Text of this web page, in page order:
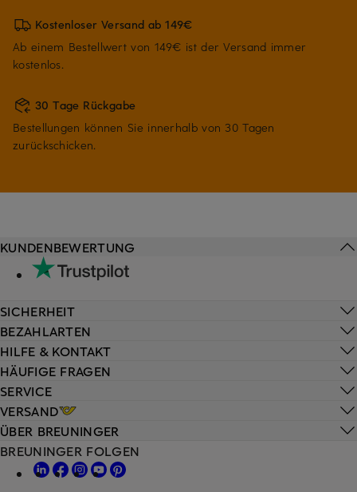
Kostenloser Versand ab 149€
Ab einem Bestellwert von 149€ ist der Versand immer
kostenlos.
30 Tage Rückgabe
Bestellungen können Sie innerhalb von 30 Tagen
zurückschicken.
HILFE & KONTAKT
HÄUFIGE FRAGEN
SERVICE
VERSAND
KUNDENBEWERTUNG
SICHERHEIT
BEZAHLARTEN
ÜBER BREUNINGER
BREUNINGER FOLGEN